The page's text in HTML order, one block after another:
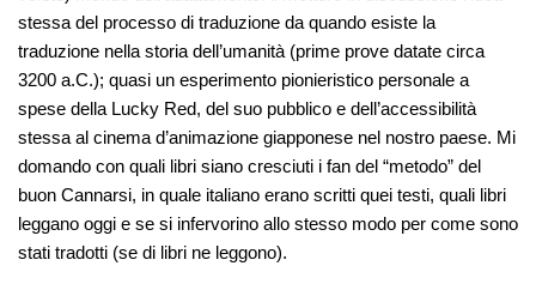
stessa del processo di traduzione da quando esiste la
traduzione nella storia dell’umanità (prime prove datate circa
3200 a.C.); quasi un esperimento pionieristico personale a
spese della Lucky Red, del suo pubblico e dell’accessibilità
stessa al cinema d’animazione giapponese nel nostro paese. Mi
domando con quali libri siano cresciuti i fan del “metodo” del
buon Cannarsi, in quale italiano erano scritti quei testi, quali libri
leggano oggi e se si infervorino allo stesso modo per come sono
stati tradotti (se di libri ne leggono).